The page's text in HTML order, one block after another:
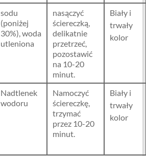
sodu
(poniżej
30%), woda
utleniona
nasączyć
ściereczką,
delikatnie
przetrzeć,
pozostawić
na 10-20
minut.
Biały i
trwały
kolor
Nadtlenek
wodoru
Namoczyć
ściereczkę,
trzymać
przez 10-20
minut.
Biały i
trwały
kolor